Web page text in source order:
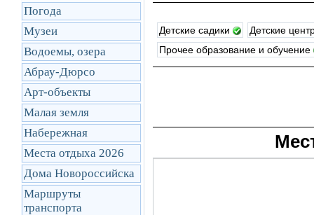
Погода
Музеи
Водоемы, озера
Абрау-Дюрсо
Арт-объекты
Малая земля
Набережная
Места отдыха 2026
Дома Новороссийска
Маршруты
транcпорта
Детские садики
Детские
Прочее образование и обучение